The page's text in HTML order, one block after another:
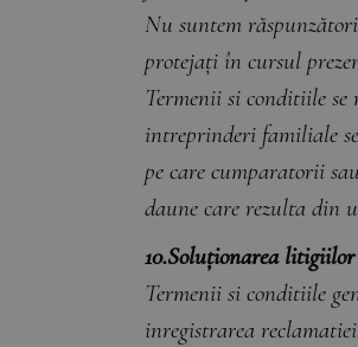
Nu suntem
protejați în cursul
Termenii si conditiile
intreprinderi familiale
pe care cumparatorii
daune care rezulta din
10.Soluționarea litigiilor
Termenii si conditiile
inregistrarea